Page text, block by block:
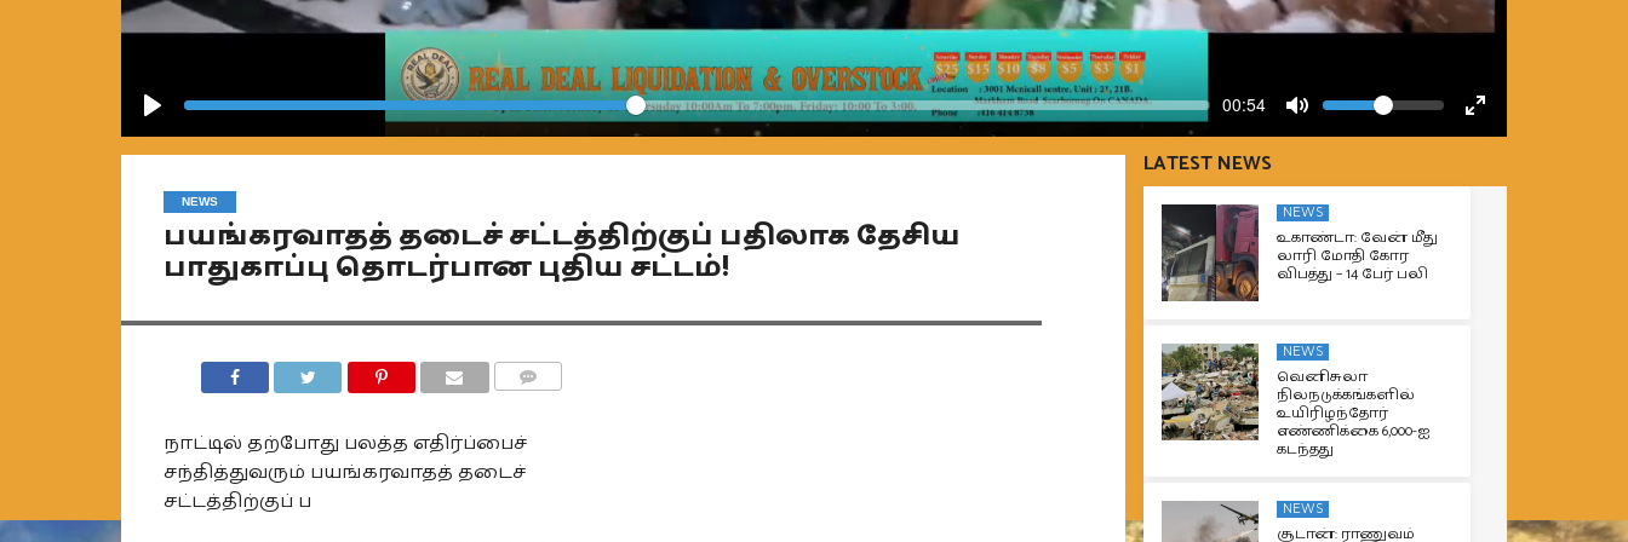
Seek Current
00:54
Mute
Volume
Fullscreen
NEWS
பயங்கரவாதத் தடைச் சட்டத்திற்குப் பதிலாக தேசிய
பாதுகாப்பு தொடர்பான புதிய சட்டம்!
நாட்டில் தற்போது பலத்த எதிர்ப்பைச்
சந்தித்துவரும் பயங்கரவாதத் தடைச்
சட்டத்திற்குப் ப
LATEST NEWS
NEWS
உகாண்டா: வேன் மீது
லாரி மோதி கோர
விபத்து – 14 பேர் பலி
NEWS
வெனிசுலா
நிலநடுக்கங்களில்
உயிரிழந்தோர்
எண்ணிக்கை 6,000-ஐ
கடந்தது
NEWS
சூடான்: ராணுவம்